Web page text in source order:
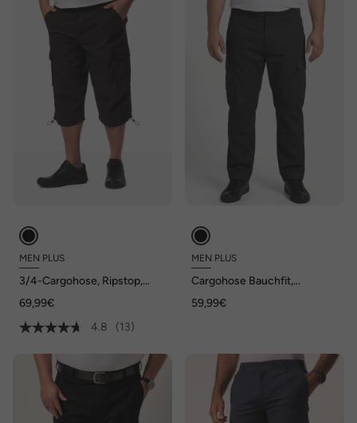
MEN PLUS
3/4-Cargohose, Ripstop,
69,99€
4.8
(13)
MEN PLUS
Cargohose Bauchfit,
59,99€